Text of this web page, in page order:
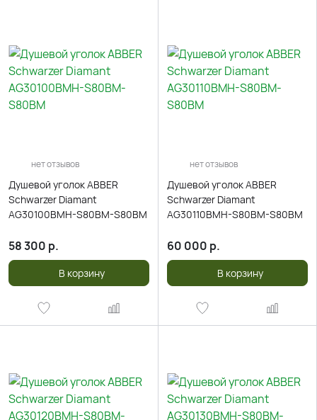
нет отзывов
Душевой уголок ABBER
Schwarzer Diamant
AG30100BMH-S80BM-S80BM
58 300 р.
В корзину
нет отзывов
Душевой уголок ABBER
Schwarzer Diamant
AG30110BMH-S80BM-S80BM
60 000 р.
В корзину